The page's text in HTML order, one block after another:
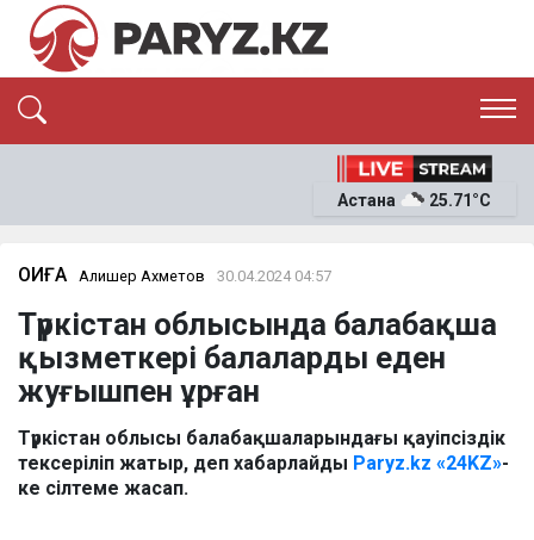
ЭКОНОМИКА
ОҚИҒА
News
Астана 25.71°C
ОҚИҒА Алишер Ахметов 30.04.2024 04:57
Түркістан облысында балабақша
қызметкері балаларды еден
жуғышпен ұрған
Түркістан облысы балабақшаларындағы қауіпсіздік
тексеріліп жатыр, деп хабарлайды Paryz.kz «24KZ»-
ке сілтеме жасап.